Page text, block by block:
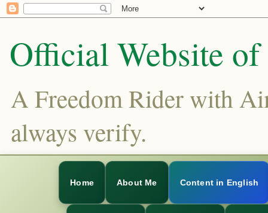
Official Website
A Freedom Rider with
always verify.
Home About Me Content in English